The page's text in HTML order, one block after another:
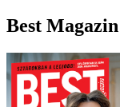
Best Magazin